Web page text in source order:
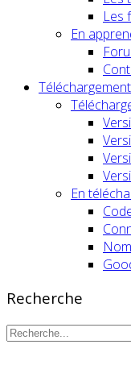
Les
En
En
Recherche